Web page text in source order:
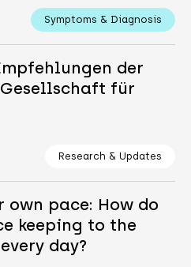
Symptoms & Diagnosis
der
für
Research & Updates
own pace: How do
keeping to the
day?